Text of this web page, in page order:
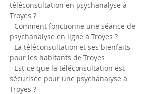
téléconsultation en psychanalyse à
Troyes ?
- Comment fonctionne une séance de
psychanalyse en ligne à Troyes ?
- La téléconsultation et ses bienfaits
pour les habitants de Troyes
- Est-ce que la téléconsultation est
sécurisée pour une psychanalyse à
Troyes ?